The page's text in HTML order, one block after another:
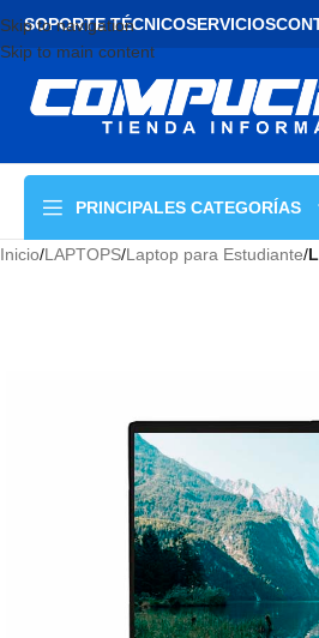
Skip to navigation
Skip to main content
SOPORTE TÉCNICOSERVICIOS
PRINCIPALES CATEGORÍAS
Inicio/LAPTOPS/Laptop para Estudiante/